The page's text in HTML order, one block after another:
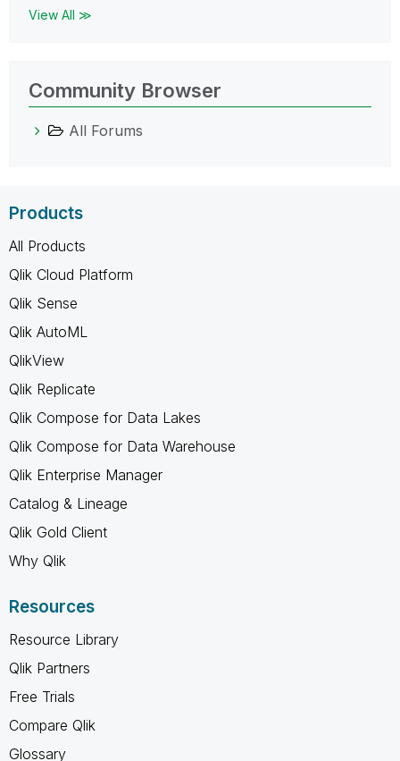
View All ≫
Community Browser
All Forums
Products
All Products
Qlik Cloud Platform
Qlik Sense
Qlik AutoML
QlikView
Qlik Replicate
Qlik Compose for Data Lakes
Qlik Compose for Data Warehouse
Qlik Enterprise Manager
Catalog & Lineage
Qlik Gold Client
Why Qlik
Resources
Resource Library
Qlik Partners
Free Trials
Compare Qlik
Glossary